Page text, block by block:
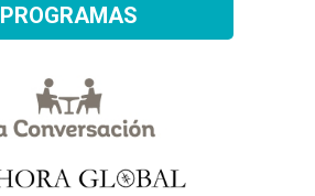
PROGRAMAS